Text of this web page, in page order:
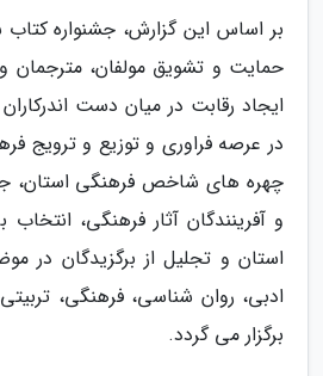
بر اساس این گزارش، جشنواره
حمایت و تشویق مولفان، مترجمان
ایجاد رقابت در میان دست
در عرصه فراوری و توزیع و ترویج
چهره های شاخص فرهنگی
و آفرینندگان آثار فرهنگی،
استان و تجلیل از برگزیدگان در
ادبی، روان شناسی، فرهنگی،
برگزار می گردد.